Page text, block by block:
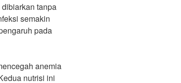
tanpa
semakin
pada
anemia
nutrisi ini